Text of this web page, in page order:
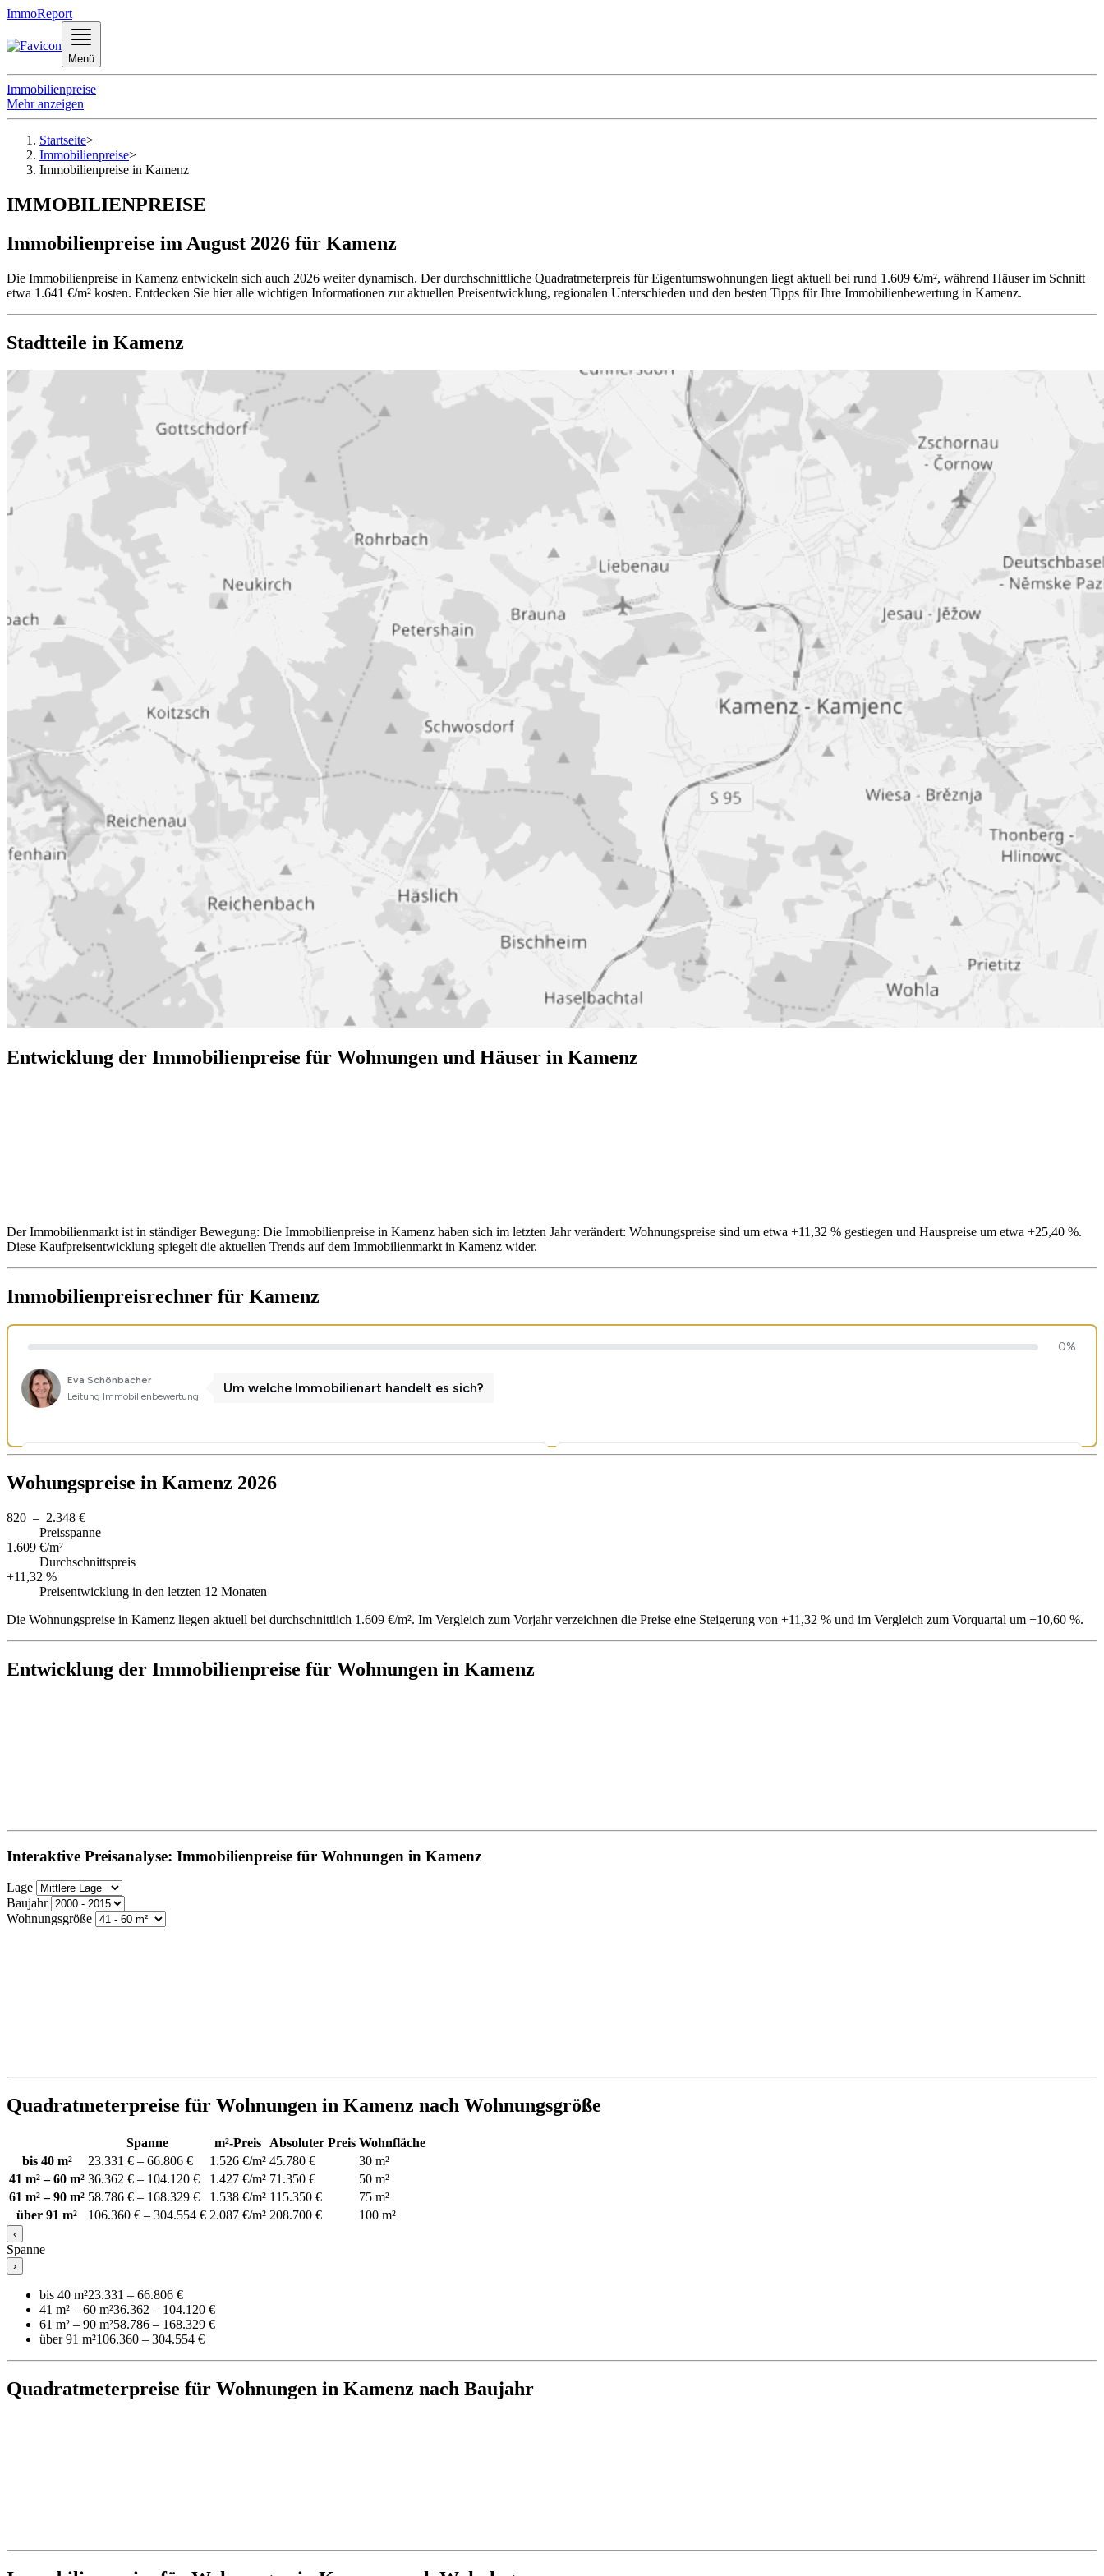
ImmoReport
Menü
Immobilienpreise
Mehr anzeigen
Startseite>
Immobilienpreise>
Immobilienpreise in Kamenz
IMMOBILIENPREISE
Immobilienpreise im August 2026 für Kamenz
Die Immobilienpreise in Kamenz entwickeln sich auch 2026 weiter dynamisch. Der durchschnittliche Quadratmeterpreis für Eigentumswohnungen liegt aktuell bei rund 1.609 €/m², während Häuser im Schnitt
etwa 1.641 €/m² kosten. Entdecken Sie hier alle wichtigen Informationen zur aktuellen Preisentwicklung, regionalen Unterschieden und den besten Tipps für Ihre Immobilienbewertung in Kamenz.
Stadtteile in Kamenz
Entwicklung der Immobilienpreise für Wohnungen und Häuser in Kamenz
Der Immobilienmarkt ist in ständiger Bewegung: Die Immobilienpreise in Kamenz haben sich im letzten Jahr verändert: Wohnungspreise sind um etwa +11,32 % gestiegen und Hauspreise um etwa +25,40 %.
Diese Kaufpreisentwicklung spiegelt die aktuellen Trends auf dem Immobilienmarkt in Kamenz wider.
Immobilienpreisrechner für Kamenz
Wohungspreise in Kamenz 2026
820 – 2.348 €
Preisspanne
1.609 €/m²
Durchschnittspreis
+11,32 %
Preisentwicklung in den letzten 12 Monaten
Die Wohnungspreise in Kamenz liegen aktuell bei durchschnittlich 1.609 €/m². Im Vergleich zum Vorjahr verzeichnen die Preise eine Steigerung von +11,32 % und im Vergleich zum Vorquartal um +10,60 %.
Entwicklung der Immobilienpreise für Wohnungen in Kamenz
Interaktive Preisanalyse: Immobilienpreise für Wohnungen in Kamenz
Lage
Baujahr
Wohnungsgröße
Quadratmeterpreise für Wohnungen in Kamenz nach Wohnungsgröße
Spanne m²-Preis Absoluter Preis Wohnfläche
bis 40 m²
23.331 € – 66.806 € 1.526 €/m² 45.780 €
30 m²
41 m² – 60 m² 36.362 € – 104.120 € 1.427 €/m² 71.350 €
50 m²
61 m² – 90 m² 58.786 € – 168.329 € 1.538 €/m² 115.350 €
75 m²
über 91 m²
106.360 € – 304.554 € 2.087 €/m² 208.700 € 100 m²
‹
Spanne
›
bis 40 m²23.331 – 66.806 €
41 m² – 60 m²36.362 – 104.120 €
61 m² – 90 m²58.786 – 168.329 €
über 91 m²106.360 – 304.554 €
Quadratmeterpreise für Wohnungen in Kamenz nach Baujahr